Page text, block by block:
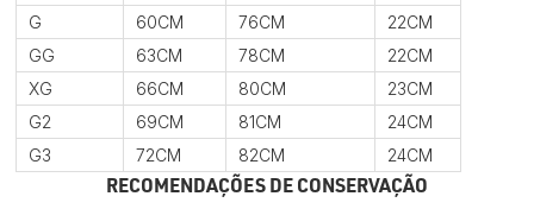
G
60CM 76CM
22CM
GG
63CM 78CM
22CM
XG
66CM 80CM
23CM
G2
69CM 81CM
24CM
G3
72CM 82CM 24CM
RECOMENDAÇÕES DE CONSERVAÇÃO